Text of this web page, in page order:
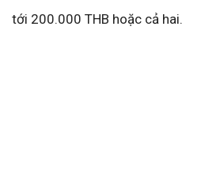
tới 200.000 THB hoặc cả hai.